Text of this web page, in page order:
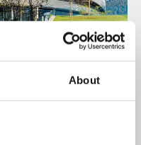
About